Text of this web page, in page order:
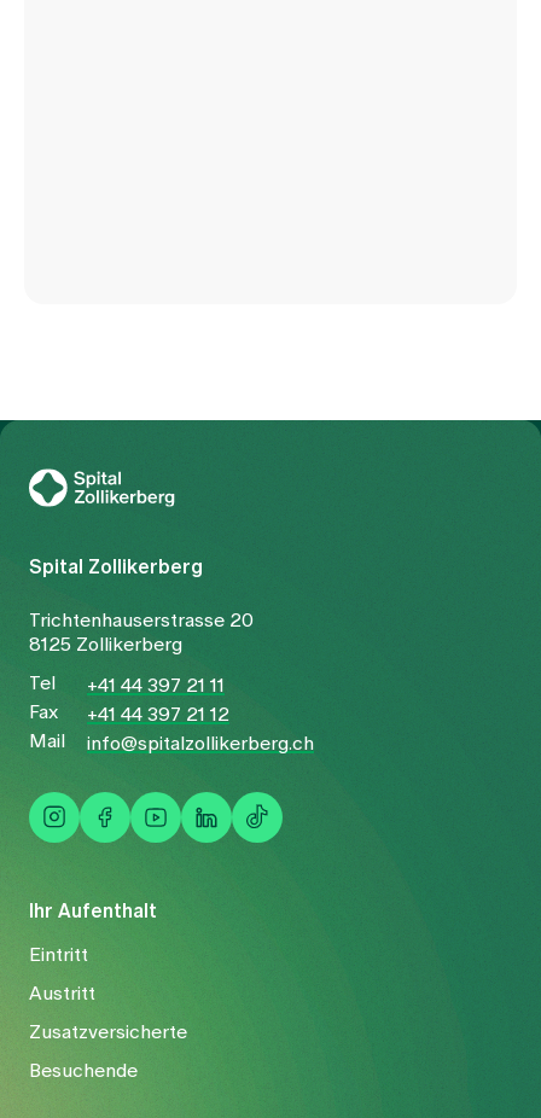
Ihr Aufenthalt
Eintritt
Austritt
Zusatzversicherte
Besuchende
Spital Zollikerberg
Trichtenhauserstrasse 20
8125 Zollikerberg
Tel
+41 44 397 21 11
Fax
+41 44 397 21 12
Mail
info@spitalzollikerberg.ch